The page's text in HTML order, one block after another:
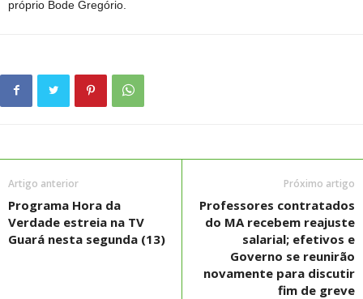
próprio Bode Gregório.
Artigo anterior
Programa Hora da
Verdade estreia na TV
Guará nesta segunda (13)
Próximo artigo
Professores contratados
do MA recebem reajuste
salarial; efetivos e
Governo se reunirão
novamente para discutir
fim de greve